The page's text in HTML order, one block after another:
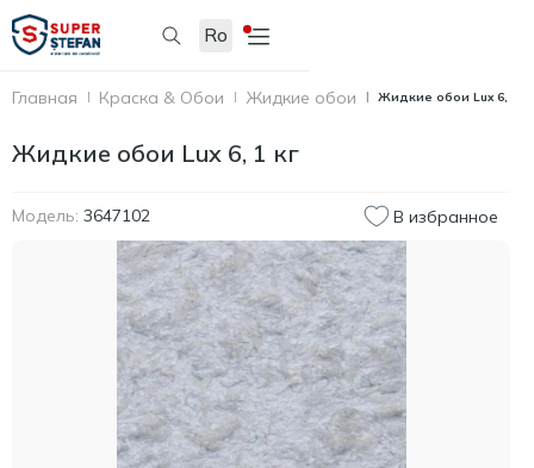
Ro
Главная Краска & Обои Жидкие обои Жидкие обои Lux 6, 1 кг
Жидкие обои Lux 6, 1 кг
Модель: 3647102 В избранное